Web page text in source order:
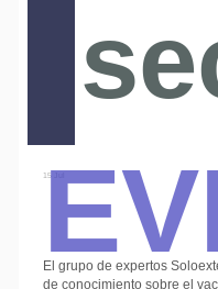
15 Jul
El grupo de expertos
de conocimiento sobre el